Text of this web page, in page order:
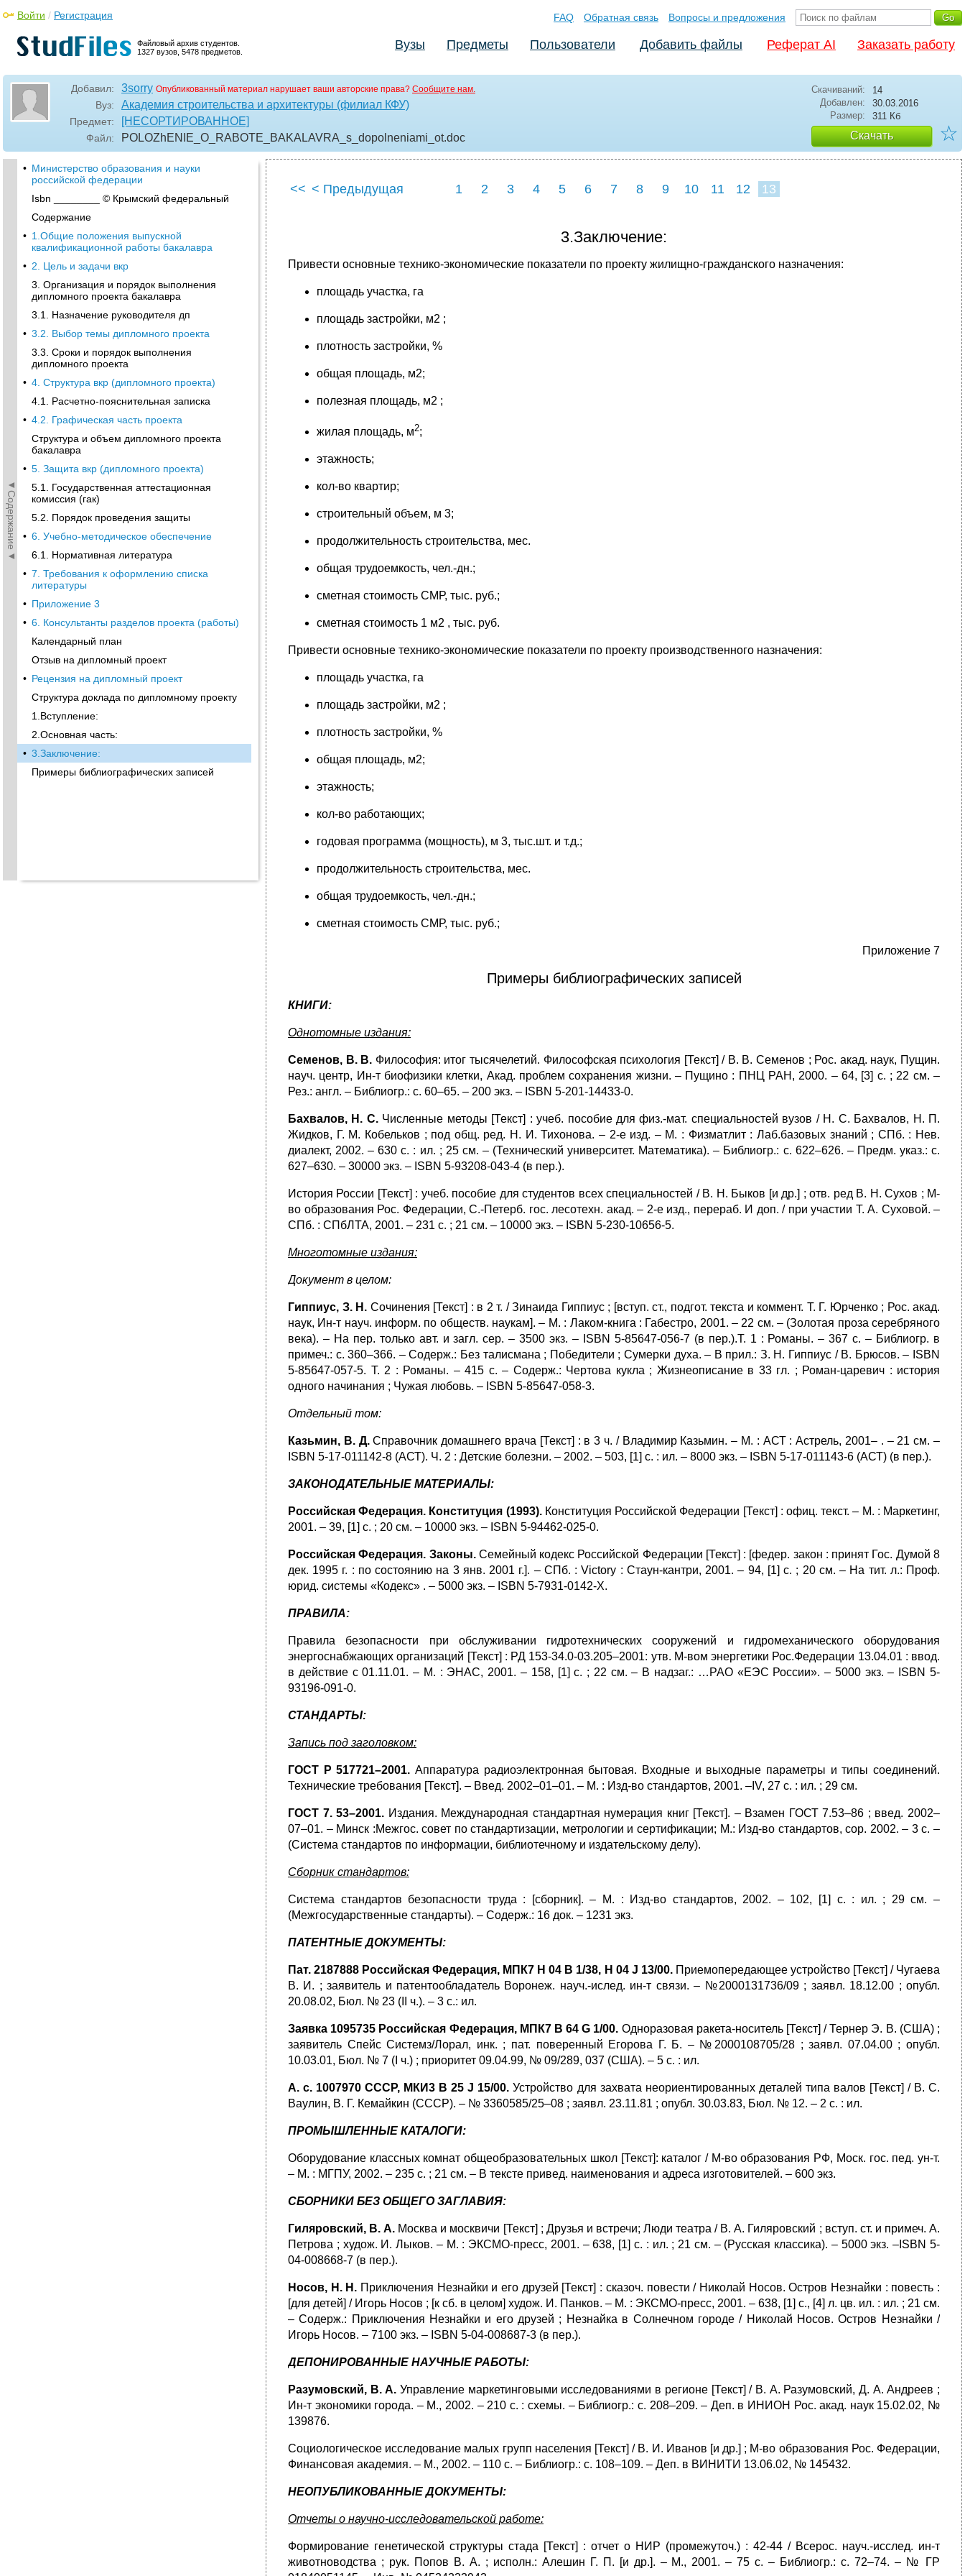
Файловый архив студентов.
1327 вузов, 5478 предметов.
Войти / Регистрация FAQ Обратная связь Вопросы и предложения
Вузы Предметы Пользователи Добавить файлы Реферат AI Заказать работу
Добавил: 3sorry Опубликованный материал нарушает ваши авторские права? Сообщите нам.
Вуз: Академия строительства и архитектуры (филиал КФУ)
Предмет: [НЕСОРТИРОВАННОЕ]
Файл: POLOZhENIE_O_RABOTE_BAKALAVRA_s_dopolneniami_ot.doc
Скачиваний:
14
Добавлен:
30.03.2016
Размер:
311 Кб
Скачать ☆
◄Содержание◄
• Министерство образования и науки
российской федерации
Isbn ________ © Крымский федеральный
Содержание
• 1.Общие положения выпускной
квалификационной работы бакалавра
• 2. Цель и задачи вкр
3. Организация и порядок выполнения
дипломного проекта бакалавра
3.1. Назначение руководителя дп
• 3.2. Выбор темы дипломного проекта
3.3. Сроки и порядок выполнения
дипломного проекта
• 4. Структура вкр (дипломного проекта)
4.1. Расчетно-пояснительная записка
• 4.2. Графическая часть проекта
Структура и объем дипломного проекта
бакалавра
• 5. Защита вкр (дипломного проекта)
5.1. Государственная аттестационная
комиссия (гак)
5.2. Порядок проведения защиты
• 6. Учебно-методическое обеспечение
6.1. Нормативная литература
• 7. Требования к оформлению списка
литературы
• Приложение 3
• 6. Консультанты разделов проекта (работы)
Календарный план
Отзыв на дипломный проект
• Рецензия на дипломный проект
Структура доклада по дипломному проекту
1.Вступление:
2.Основная часть:
• 3.Заключение:
Примеры библиографических записей
<< < Предыдущая 1 2 3 4 5 6 7 8 9 10 11 12 13
3.Заключение:
Привести основные технико-экономические показатели по проекту жилищно-гражданского назначения:
площадь участка, га
площадь застройки, м2 ;
плотность застройки, %
общая площадь, м2;
полезная площадь, м2 ;
жилая площадь, м2;
этажность;
кол-во квартир;
строительный объем, м 3;
продолжительность строительства, мес.
общая трудоемкость, чел.-дн.;
сметная стоимость СМР, тыс. руб.;
сметная стоимость 1 м2 , тыс. руб.
Привести основные технико-экономические показатели по проекту производственного назначения:
площадь участка, га
площадь застройки, м2 ;
плотность застройки, %
общая площадь, м2;
этажность;
кол-во работающих;
годовая программа (мощность), м 3, тыс.шт. и т.д.;
продолжительность строительства, мес.
общая трудоемкость, чел.-дн.;
сметная стоимость СМР, тыс. руб.;
Приложение 7
Примеры библиографических записей
КНИГИ:
Однотомные издания:
Семенов, В. В. Философия: итог тысячелетий. Философская психология [Текст] / В. В. Семенов ; Рос. акад. наук, Пущин.
науч. центр, Ин-т биофизики клетки, Акад. проблем сохранения жизни. – Пущино : ПНЦ РАН, 2000. – 64, [3] с. ; 22 см. –
Рез.: англ. – Библиогр.: с. 60–65. – 200 экз. – ISBN 5-201-14433-0.
Бахвалов, Н. С. Численные методы [Текст] : учеб. пособие для физ.-мат. специальностей вузов / Н. С. Бахвалов, Н. П.
Жидков, Г. М. Кобельков ; под общ. ред. Н. И. Тихонова. – 2-е изд. – М. : Физматлит : Лаб.базовых знаний ; СПб. : Нев.
диалект, 2002. – 630 с. : ил. ; 25 см. – (Технический университет. Математика). – Библиогр.: с. 622–626. – Предм. указ.: с.
627–630. – 30000 экз. – ISBN 5-93208-043-4 (в пер.).
История России [Текст] : учеб. пособие для студентов всех специальностей / В. Н. Быков [и др.] ; отв. ред В. Н. Сухов ; М-
во образования Рос. Федерации, С.-Петерб. гос. лесотехн. акад. – 2-е изд., перераб. И доп. / при участии Т. А. Суховой. –
СПб. : СПбЛТА, 2001. – 231 с. ; 21 см. – 10000 экз. – ISBN 5-230-10656-5.
Многотомные издания:
Документ в целом:
Гиппиус, З. Н. Сочинения [Текст] : в 2 т. / Зинаида Гиппиус ; [вступ. ст., подгот. текста и коммент. Т. Г. Юрченко ; Рос. акад.
наук, Ин-т науч. информ. по обществ. наукам]. – М. : Лаком-книга : Габестро, 2001. – 22 см. – (Золотая проза серебряного
века). – На пер. только авт. и загл. сер. – 3500 экз. – ISBN 5-85647-056-7 (в пер.).Т. 1 : Романы. – 367 с. – Библиогр. в
примеч.: с. 360–366. – Содерж.: Без талисмана ; Победители ; Сумерки духа. – В прил.: З. Н. Гиппиус / В. Брюсов. – ISBN
5-85647-057-5. Т. 2 : Романы. – 415 с. – Содерж.: Чертова кукла ; Жизнеописание в 33 гл. ; Роман-царевич : история
одного начинания ; Чужая любовь. – ISBN 5-85647-058-3.
Отдельный том:
Казьмин, В. Д.Справочник домашнего врача [Текст] : в 3 ч. / Владимир Казьмин. – М. : АСТ : Астрель, 2001– . – 21 см. –
ISBN 5-17-011142-8 (АСТ). Ч. 2 : Детские болезни. – 2002. – 503, [1] с. : ил. – 8000 экз. – ISBN 5-17-011143-6 (АСТ) (в пер.).
ЗАКОНОДАТЕЛЬНЫЕ МАТЕРИАЛЫ:
Российская Федерация. Конституция (1993). Конституция Российской Федерации [Текст] : офиц. текст. – М. : Маркетинг,
2001. – 39, [1] с. ; 20 см. – 10000 экз. – ISBN 5-94462-025-0.
Российская Федерация. Законы. Семейный кодекс Российской Федерации [Текст] : [федер. закон : принят Гос. Думой 8
дек. 1995 г. : по состоянию на 3 янв. 2001 г.]. – СПб. : Victory : Стаун-кантри, 2001. – 94, [1] с. ; 20 см. – На тит. л.: Проф.
юрид. системы «Кодекс» . – 5000 экз. – ISBN 5-7931-0142-Х.
ПРАВИЛА:
Правила безопасности при обслуживании гидротехнических сооружений и гидромеханического оборудования
энергоснабжающих организаций [Текст] : РД 153-34.0-03.205–2001: утв. М-вом энергетики Рос.Федерации 13.04.01 : ввод.
в действие с 01.11.01. – М. : ЭНАС, 2001. – 158, [1] с. ; 22 см. – В надзаг.: …РАО «ЕЭС России». – 5000 экз. – ISBN 5-
93196-091-0.
СТАНДАРТЫ:
Запись под заголовком:
ГОСТ Р 517721–2001. Аппаратура радиоэлектронная бытовая. Входные и выходные параметры и типы соединений.
Технические требования [Текст]. – Введ. 2002–01–01. – М. : Изд-во стандартов, 2001. –IV, 27 с. : ил. ; 29 см.
ГОСТ 7. 53–2001. Издания. Международная стандартная нумерация книг [Текст]. – Взамен ГОСТ 7.53–86 ; введ. 2002–
07–01. – Минск :Межгос. совет по стандартизации, метрологии и сертификации; М.: Изд-во стандартов, cop. 2002. – 3 с. –
(Система стандартов по информации, библиотечному и издательскому делу).
Сборник стандартов:
Система стандартов безопасности труда : [сборник]. – М. : Изд-во стандартов, 2002. – 102, [1] с. : ил. ; 29 см. –
(Межгосударственные стандарты). – Содерж.: 16 док. – 1231 экз.
ПАТЕНТНЫЕ ДОКУМЕНТЫ:
Пат. 2187888 Российская Федерация, МПК7 H 04 В 1/38, Н 04 J 13/00. Приемопередающее устройство [Текст] / Чугаева
В. И. ; заявитель и патентообладатель Воронеж. науч.-ислед. ин-т связи. – №2000131736/09 ; заявл. 18.12.00 ; опубл.
20.08.02, Бюл. № 23 (II ч.). – 3 с.: ил.
Заявка 1095735 Российская Федерация, МПК7 В 64 G 1/00. Одноразовая ракета-носитель [Текст] / Тернер Э. В. (США) ;
заявитель Спейс Системз/Лорал, инк. ; пат. поверенный Егорова Г. Б. – №2000108705/28 ; заявл. 07.04.00 ; опубл.
10.03.01, Бюл. № 7 (I ч.) ; приоритет 09.04.99, № 09/289, 037 (США). – 5 с. : ил.
А. с. 1007970 СССР, МКИ3 В 25 J 15/00.Устройство для захвата неориентированных деталей типа валов [Текст] / В. С.
Ваулин, В. Г. Кемайкин (СССР). – № 3360585/25–08 ; заявл. 23.11.81 ; опубл. 30.03.83, Бюл. № 12. – 2 с. : ил.
ПРОМЫШЛЕННЫЕ КАТАЛОГИ:
Оборудование классных комнат общеобразовательных школ [Текст]: каталог / М-во образования РФ, Моск. гос. пед. ун-т.
– М. : МГПУ, 2002. – 235 с. ; 21 см. – В тексте привед. наименования и адреса изготовителей. – 600 экз.
СБОРНИКИ БЕЗ ОБЩЕГО ЗАГЛАВИЯ:
Гиляровский, В. А. Москва и москвичи [Текст] ; Друзья и встречи; Люди театра / В. А. Гиляровский ; вступ. ст. и примеч. А.
Петрова ; худож. И. Лыков. – М. : ЭКСМО-пресс, 2001. – 638, [1] с. : ил. ; 21 см. – (Русская классика). – 5000 экз. –ISBN 5-
04-008668-7 (в пер.).
Носов, Н. Н. Приключения Незнайки и его друзей [Текст] : сказоч. повести / Николай Носов. Остров Незнайки : повесть :
[для детей] / Игорь Носов ; [к сб. в целом] худож. И. Панков. – М. : ЭКСМО-пресс, 2001. – 638, [1] с., [4] л. цв. ил. : ил. ; 21 см.
– Содерж.: Приключения Незнайки и его друзей ; Незнайка в Солнечном городе / Николай Носов. Остров Незнайки /
Игорь Носов. – 7100 экз. – ISBN 5-04-008687-3 (в пер.).
ДЕПОНИРОВАННЫЕ НАУЧНЫЕ РАБОТЫ:
Разумовский, В. А.Управление маркетинговыми исследованиями в регионе [Текст] / В. А. Разумовский, Д. А. Андреев ;
Ин-т экономики города. – М., 2002. – 210 с. : схемы. – Библиогр.: с. 208–209. – Деп. в ИНИОН Рос. акад. наук 15.02.02, №
139876.
Социологическое исследование малых групп населения [Текст] / В. И. Иванов [и др.] ; М-во образования Рос. Федерации,
Финансовая академия. – М., 2002. – 110 с. – Библиогр.: с. 108–109. – Деп. в ВИНИТИ 13.06.02, № 145432.
НЕОПУБЛИКОВАННЫЕ ДОКУМЕНТЫ:
Отчеты о научно-исследовательской работе:
Формирование генетической структуры стада [Текст] : отчет о НИР (промежуточ.) : 42-44 / Всерос. науч.-исслед. ин-т
животноводства ; рук. Попов В. А. ; исполн.: Алешин Г. П. [и др.]. – М., 2001. – 75 с. – Библиогр.: с. 72–74. – № ГР